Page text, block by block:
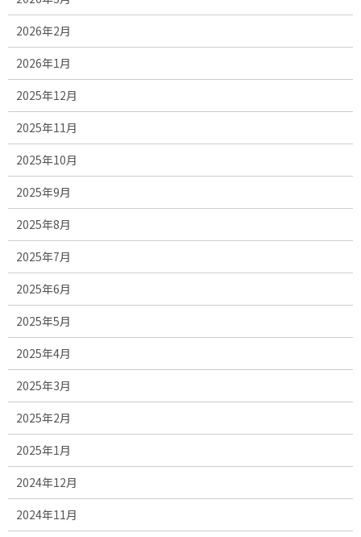
2026年2月
2026年1月
2025年12月
2025年11月
2025年10月
2025年9月
2025年8月
2025年7月
2025年6月
2025年5月
2025年4月
2025年3月
2025年2月
2025年1月
2024年12月
2024年11月